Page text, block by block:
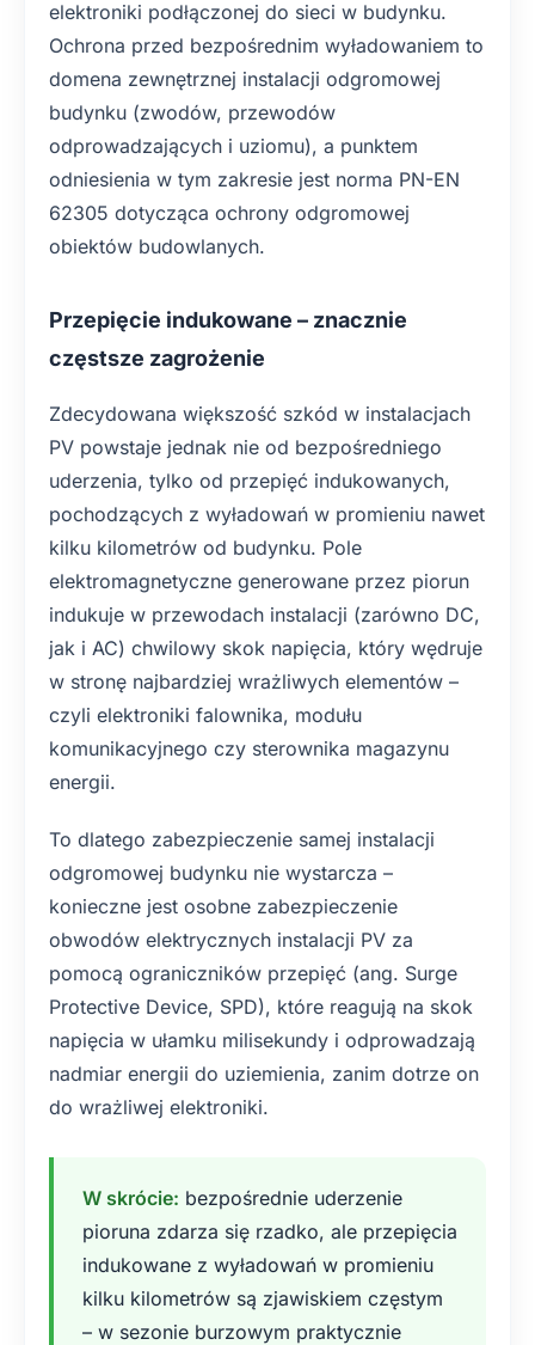
elektroniki podłączonej do sieci w budynku.
Ochrona przed bezpośrednim wyładowaniem to
domena zewnętrznej instalacji odgromowej
budynku (zwodów, przewodów
odprowadzających i uziomu), a punktem
odniesienia w tym zakresie jest norma PN-EN
62305 dotycząca ochrony odgromowej
obiektów budowlanych.
Przepięcie indukowane – znacznie
częstsze zagrożenie
Zdecydowana większość szkód w instalacjach
PV powstaje jednak nie od bezpośredniego
uderzenia, tylko od przepięć indukowanych,
pochodzących z wyładowań w promieniu nawet
kilku kilometrów od budynku. Pole
elektromagnetyczne generowane przez piorun
indukuje w przewodach instalacji (zarówno DC,
jak i AC) chwilowy skok napięcia, który wędruje
w stronę najbardziej wrażliwych elementów –
czyli elektroniki falownika, modułu
komunikacyjnego czy sterownika magazynu
energii.
To dlatego zabezpieczenie samej instalacji
odgromowej budynku nie wystarcza –
konieczne jest osobne zabezpieczenie
obwodów elektrycznych instalacji PV za
pomocą ograniczników przepięć (ang. Surge
Protective Device, SPD), które reagują na skok
napięcia w ułamku milisekundy i odprowadzają
nadmiar energii do uziemienia, zanim dotrze on
do wrażliwej elektroniki.
W skrócie: bezpośrednie uderzenie
pioruna zdarza się rzadko, ale przepięcia
indukowane z wyładowań w promieniu
kilku kilometrów są zjawiskiem częstym
– w sezonie burzowym praktycznie